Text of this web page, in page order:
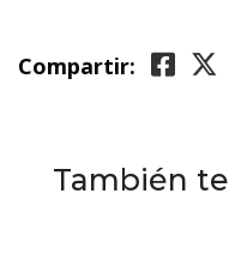
Compartir:
También